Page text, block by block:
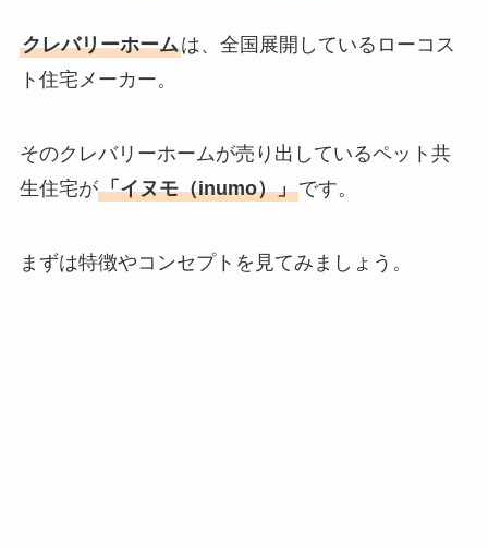
クレバリーホームは、全国展開しているローコス
ト住宅メーカー。
そのクレバリーホームが売り出しているペット共
生住宅が「イヌモ（inumo）」です。
まずは特徴やコンセプトを見てみましょう。